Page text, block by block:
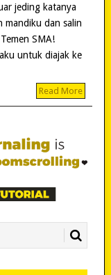
jeding katanya
mandiku dan salin
SMA!
untuk diajak ke
Read More